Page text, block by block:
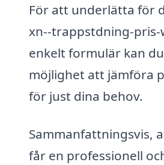
För att underlätta för
xn--trappstdning-
enkelt formulär kan
möjlighet att jämföra
för just dina behov.
Sammanfattningsvis,
får en professionell